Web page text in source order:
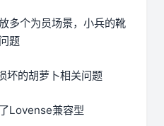
多个为员场景，小兵的靴
题
坏的胡萝卜相关问题
Lovense兼容型